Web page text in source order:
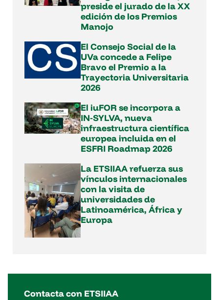
preside el jurado de la XX
edición de los Premios
Manojo
El Consejo Social de la
UVa concede a Felipe
Bravo el Premio a la
Trayectoria Universitaria
2026
El iuFOR se incorpora a
IN‑SYLVA, nueva
infraestructura científica
europea incluida en el
ESFRI Roadmap 2026
La ETSIIAA refuerza sus
vínculos internacionales
con la visita de
universidades de
Latinoamérica, África y
Europa
Contacta con ETSIIAA